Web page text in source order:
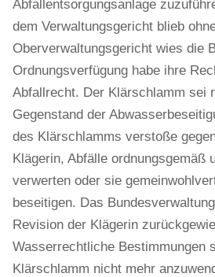
Abfallentsorgungsanlage
dem Verwaltungsgericht blieb
Oberverwaltungsgericht wies die
Ordnungsverfügung habe ihre
Abfallrecht. Der Klärschlamm sei
Gegenstand der
des Klärschlamms verstoße
Klägerin, Abfälle ordnungsgemäß
verwerten oder sie
beseitigen. Das
Revision der Klägerin
Wasserrechtliche Bestimmungen
Klärschlamm nicht mehr